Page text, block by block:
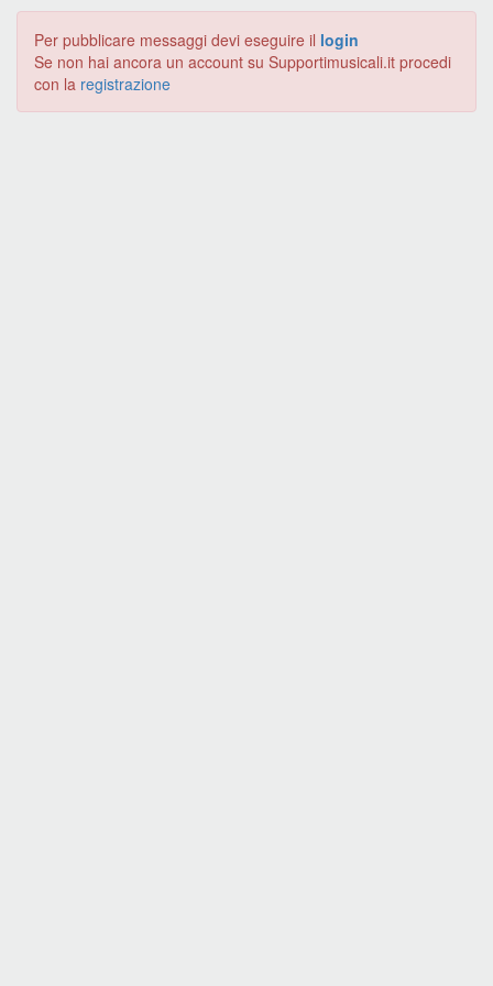
Per pubblicare messaggi devi eseguire il login
Se non hai ancora un account su Supportimusicali.it procedi
con la registrazione